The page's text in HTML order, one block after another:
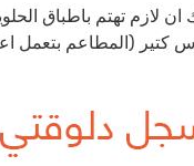
ان لازم تهتم باطباق
(المطاعم بتعمل